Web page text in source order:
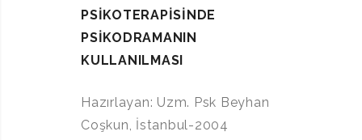
PSİKOTERAPİSİNDE
PSİKODRAMANIN
KULLANILMASI
Hazırlayan: Uzm. Psk Beyhan
Coşkun, İstanbul-2004